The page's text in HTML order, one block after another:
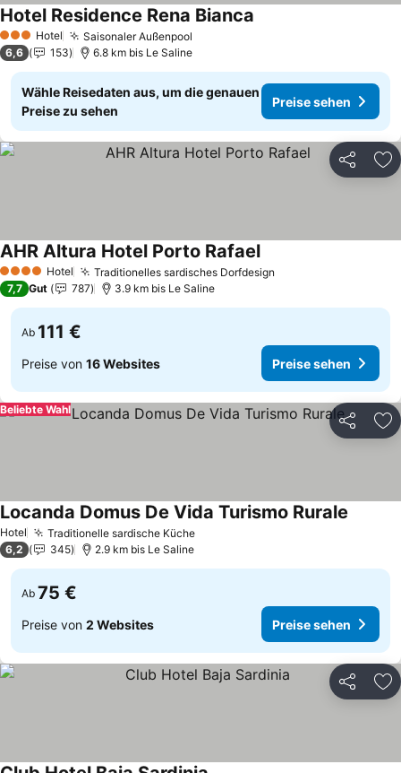
3 SterneHotel Saisonaler Außenpool
Hotel Residence Rena Bianca
6,6 153 6.8 km bis Le Saline
Wähle Reisedaten aus, um die genauen
Preise zu sehen
Preise sehen
Teilen
4 Sterne Hotel Traditionelles sardisches Dorfdesign
AHR Altura Hotel Porto RafaelPreise sehen
7,7 Gut 787 3.9 km bis Le Saline
Ab 111 €
Preise von 16 Websites Preise sehen
Teilen
Beliebte Wahl
Hotel Traditionelle sardische KüchePreise sehen
Locanda Domus De Vida Turismo Rurale
6,2 345 2.9 km bis Le Saline
Ab 75 €
Preise von 2 Websites Preise sehen
Teilen